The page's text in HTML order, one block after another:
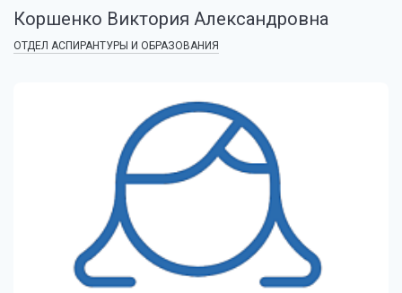
Коршенко Виктория Александровна
ОТДЕЛ АСПИРАНТУРЫ И ОБРАЗОВАНИЯ